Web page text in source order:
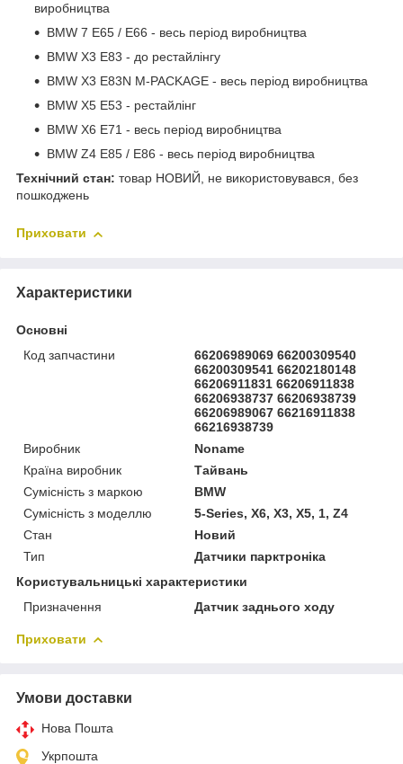
виробництва
BMW 7 E65 / E66 - весь період виробництва
BMW X3 E83 - до рестайлінгу
BMW X3 E83N M-PACKAGE - весь період виробництва
BMW X5 E53 - рестайлінг
BMW X6 E71 - весь період виробництва
BMW Z4 E85 / E86 - весь період виробництва
Технічний стан: товар НОВИЙ, не використовувався, без
пошкоджень
Приховати
Характеристики
Основні
Код запчастини
66206989069 66200309540
66200309541 66202180148
66206911831 66206911838
66206938737 66206938739
66206989067 66216911838
66216938739
Виробник
Noname
Країна виробник
Тайвань
Сумісність з маркою
BMW
Сумісність з моделлю
5-Series, X6, X3, X5, 1, Z4
Стан
Новий
Тип
Датчики парктроніка
Користувальницькі характеристики
Призначення
Датчик заднього ходу
Приховати
Умови доставки
Нова Пошта
Укрпошта